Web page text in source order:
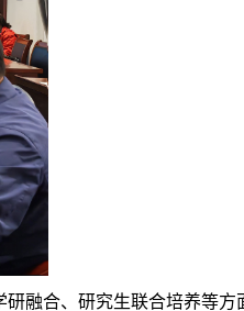
融合、研究生联合培养等方